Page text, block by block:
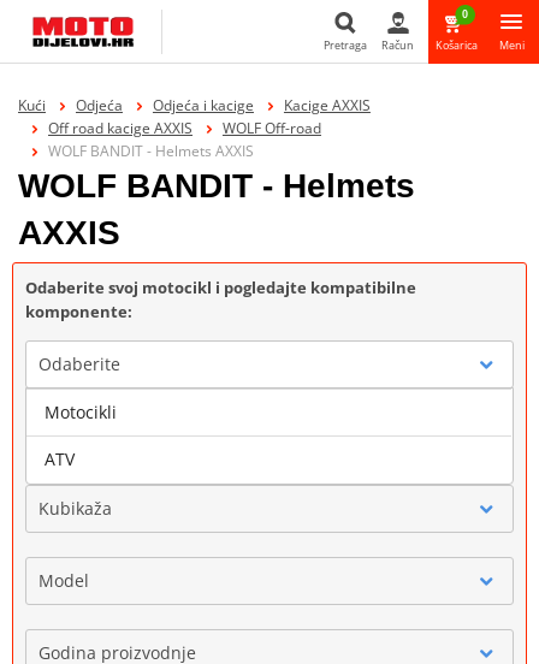
Pretraga Račun
0
Košarica Meni
Kući Odjeća Odjeća i kacige
Kacige AXXIS
Off road kacige AXXIS
WOLF Off-road
WOLF BANDIT - Helmets AXXIS
WOLF BANDIT - Helmets
AXXIS
Odaberite svoj motocikl i pogledajte kompatibilne
komponente:
Odaberite
Marka
Kubikaža
Model
Godina proizvodnje
Motocikli
ATV